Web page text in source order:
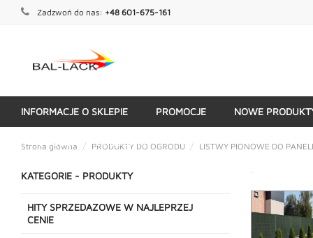
Zadzwoń do nas: +48 601-675-161
INFORMACJE O SKLEPIE PROMOCJE NOWE
KATEGORIE - PRODUKTY
Strona główna PRODUKTY DO OGRODU LISTWY PIONOWE DO
KATEGORIE - PRODUKTY
HITY SPRZEDAZOWE W NAJLEPRZEJ
CENIE